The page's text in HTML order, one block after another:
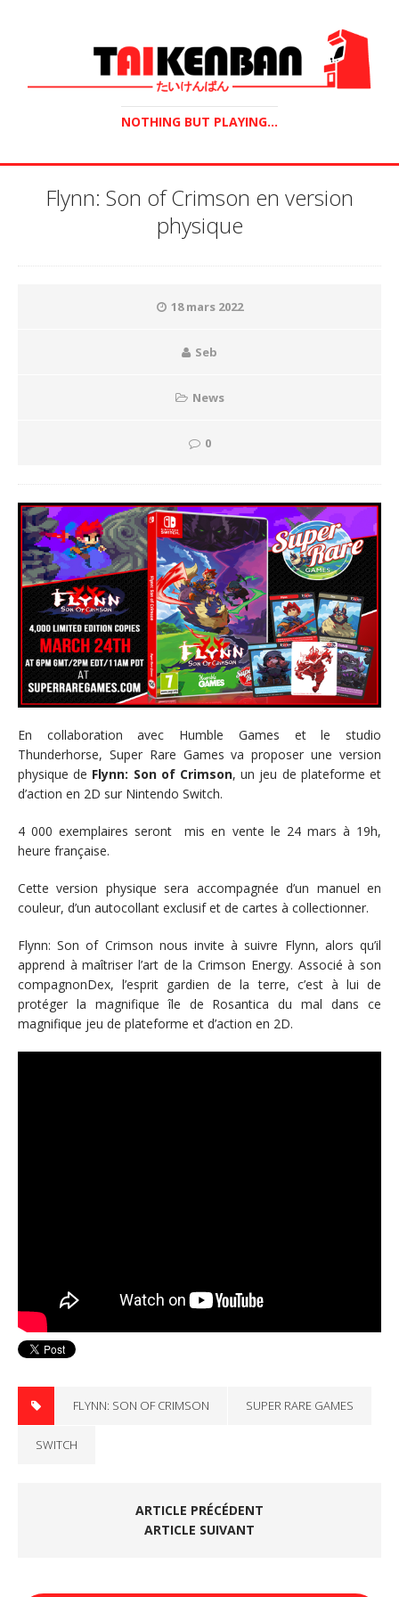
NOTHING BUT PLAYING...
Flynn: Son of Crimson en version
physique
18 mars 2022
Seb
News
0
En collaboration avec Humble Games et le studio
Thunderhorse, Super Rare Games va proposer une version
physique de Flynn: Son of Crimson, un jeu de plateforme et
d’action en 2D sur Nintendo Switch.
4 000 exemplaires seront mis en vente le 24 mars à 19h,
heure française.
Cette version physique sera accompagnée d’un manuel en
couleur, d’un autocollant exclusif et de cartes à collectionner.
Flynn: Son of Crimson nous invite à suivre Flynn, alors qu’il
apprend à maîtriser l’art de la Crimson Energy. Associé à son
compagnonDex, l’esprit gardien de la terre, c’est à lui de
protéger la magnifique île de Rosantica du mal dans ce
magnifique jeu de plateforme et d’action en 2D.
FLYNN: SON OF CRIMSON SUPER RARE GAMES
SWITCH
ARTICLE PRÉCÉDENT
ARTICLE SUIVANT